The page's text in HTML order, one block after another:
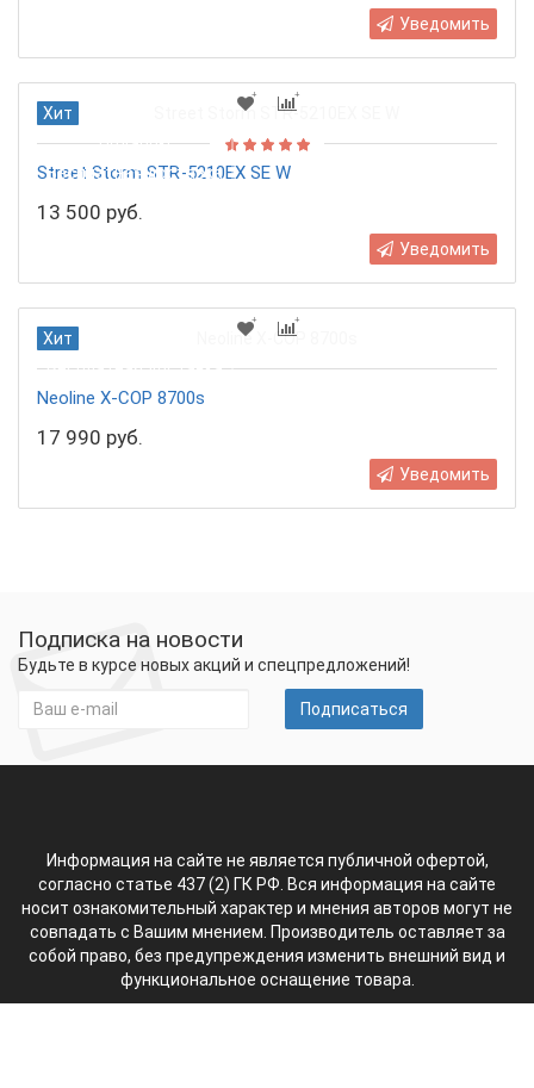
Уведомить
Хит
Подарок!
Бесплатная доставка
Street Storm STR-5210EX SE W
13 500 руб.
Уведомить
Хит
Бесплатная доставка
Neoline X-COP 8700s
17 990 руб.
Уведомить
Подписка на новости
Будьте в курсе новых акций и спецпредложений!
Подписаться
Информация на сайте не является публичной офертой,
согласно статье 437 (2) ГК РФ. Вся информация на сайте
носит ознакомительный характер и мнения авторов могут не
совпадать с Вашим мнением. Производитель оставляет за
собой право, без предупреждения изменить внешний вид и
функциональное оснащение товара.